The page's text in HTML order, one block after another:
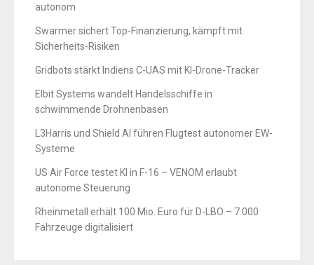
autonom
Swarmer sichert Top-Finanzierung, kämpft mit
Sicherheits-Risiken
Gridbots stärkt Indiens C-UAS mit KI-Drone-Tracker
Elbit Systems wandelt Handelsschiffe in
schwimmende Drohnenbasen
L3Harris und Shield AI führen Flugtest autonomer EW-
Systeme
US Air Force testet KI in F-16 – VENOM erlaubt
autonome Steuerung
Rheinmetall erhält 100 Mio. Euro für D-LBO – 7.000
Fahrzeuge digitalisiert